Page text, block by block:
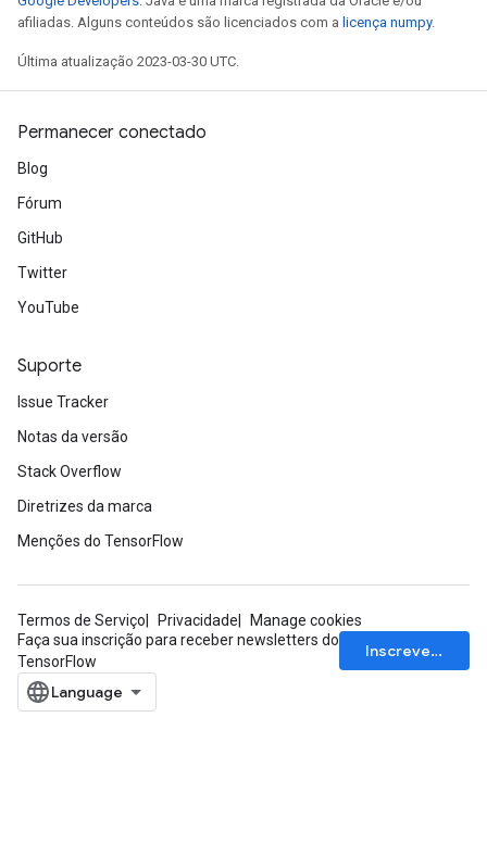
afiliadas. Alguns conteúdos são licenciados com a licença numpy.
Última atualização 2023-03-30 UTC.
Permanecer conectado
Blog
Fórum
GitHub
Twitter
YouTube
Suporte
Issue Tracker
Notas da versão
Stack Overflow
Diretrizes da marca
Menções do TensorFlow
Termos de Serviço Privacidade
Manage cookies
Faça sua inscrição para receber newsletters do
TensorFlow
Inscrever-se